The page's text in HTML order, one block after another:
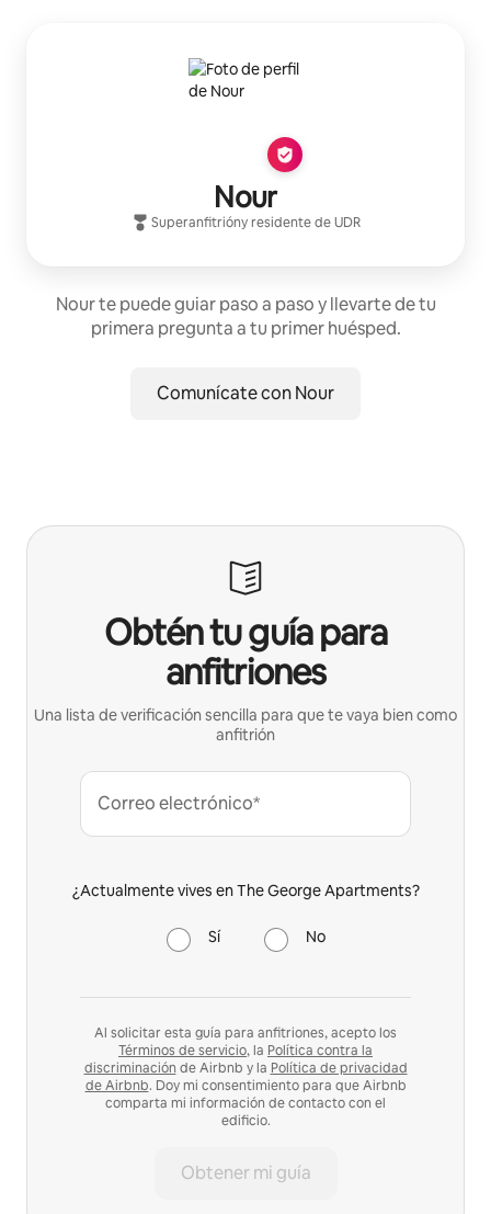
Nour
Superanfitrióny residente deUDR
Nour te puede guiar paso a paso y llevarte de tu
primera pregunta a tu primer huésped.
Comunícate con Nour
Obtén tu guía para
anfitriones
Una lista de verificación sencilla para que te vaya bien como
anfitrión
Correo electrónico*
¿Actualmente vives en The George Apartments?
Sí No
Al solicitar esta guía para anfitriones, acepto los
Términos de servicio, la Política contra la
discriminación de Airbnb y la Política de privacidad
de Airbnb. Doy mi consentimiento para que Airbnb
comparta mi información de contacto con el
edificio.
Obtener mi guía